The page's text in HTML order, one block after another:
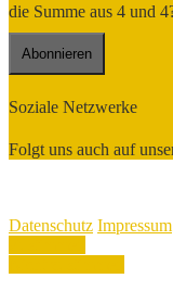
die Summe aus 4 und
Soziale Netzwerke
Folgt uns auch auf
Datenschutz Impressum